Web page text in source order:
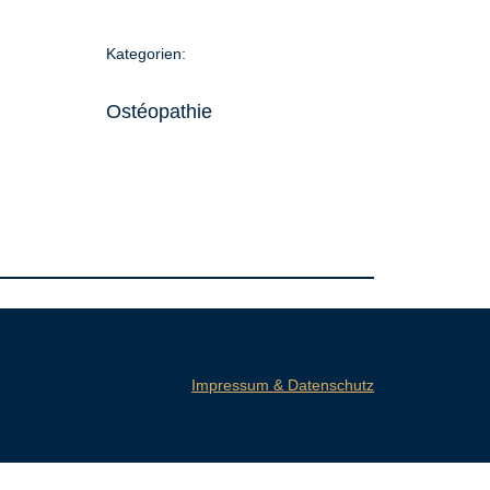
Kategorien:
Ostéopathie
Impressum & Datenschutz